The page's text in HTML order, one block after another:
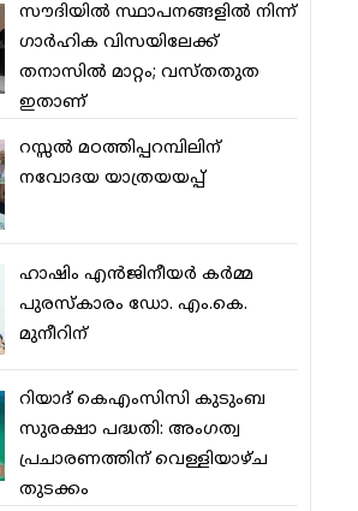
സൗദിയില്‍ സ്ഥാപനങ്ങളില്‍ നിന്ന്
ഗാര്‍ഹിക വിസയിലേക്ക്
തനാസില്‍ മാറ്റം; വസ്തതുത
ഇതാണ്
റസ്സല്‍ മഠത്തിപ്പറമ്പിലിന്
നവോദയ യാത്രയയപ്പ്
ഹാഷിം എന്‍ജിനീയര്‍ കര്‍മ്മ
പുരസ്‌കാരം ഡോ. എം.കെ.
മുനീറിന്
റിയാദ് കെഎംസിസി കുടുംബ
സുരക്ഷാ പദ്ധതി: അംഗത്വ
പ്രചാരണത്തിന് വെള്ളിയാഴ്ച
തുടക്കം